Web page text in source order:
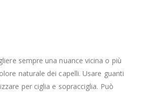
sempre una nuance vicina o più
naturale dei capelli. Usare guanti
per ciglia e sopracciglia. Può